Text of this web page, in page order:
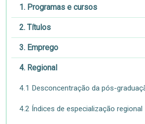
1. Programas e cursos
2. Títulos
3. Emprego
4. Regional
4.1 Desconcentração da pós-
4.2 Índices de especialização regional